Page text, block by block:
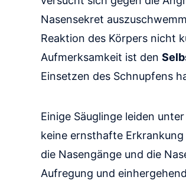
Nasensekret
Reaktion des Körpers nicht
Aufmerksamkeit ist den
Einsetzen des Schnupfens
Einige Säuglinge leiden
keine ernsthafte
die Nasengänge und die
Aufregung und